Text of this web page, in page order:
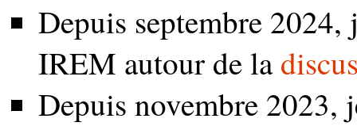
Depuis septembre
IREM autour de la
Depuis novembre 2023,